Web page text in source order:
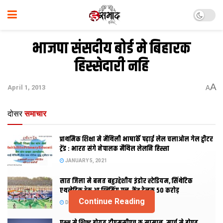
भाजपा संसदीय बोर्ड मे बिहारक
हिस्सेदारी नहि
April 1, 2013 AA
दोसर समाचार
प्राथमिक शि‍क्षा मे मैथि‍ली भाषाकेँ पढ़ाई लेल चलाओल गेल ट्वीटर
ट्रेंड : भारत संगे नेपालक मैथिल लेलनि हिस्सा
JANUARY 5, 2021
सात जिला मे बनत बहुउद्देशीय इंडोर स्‍टेडि‍यम, सिंथेटिक
एथलेटिक ट्रेक आ स्विमिंग पुल, केंद्र देलक 50 करोड़
DECEMBER 26, 2020
Continue Reading